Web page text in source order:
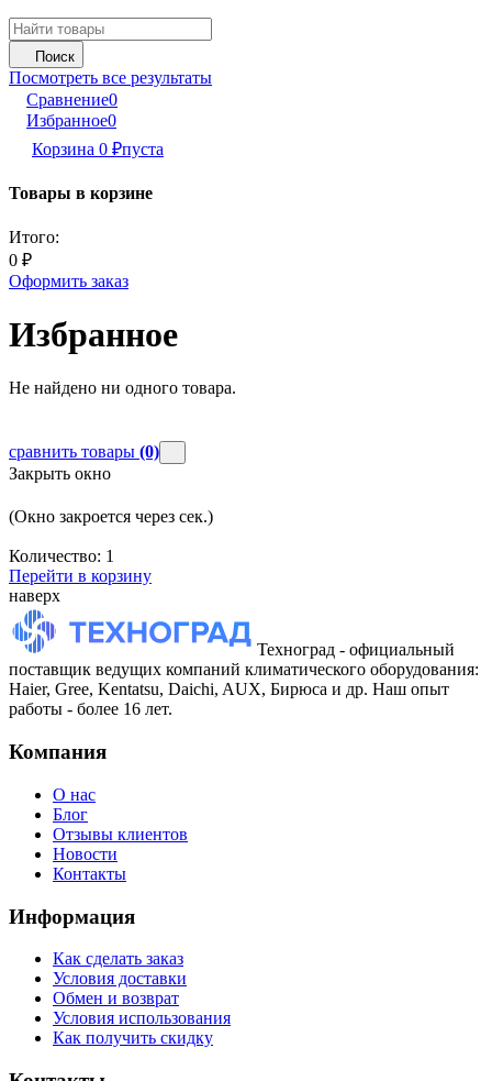
Поиск
Посмотреть все результаты
Сравнение0
Избранное0
Корзина 0 ₽пуста
Товары в корзине
Итого:
0 ₽
Оформить заказ
Избранное
Не найдено ни одного товара.
сравнить товары (0)
Закрыть окно
(Окно закроется через сек.)
Количество: 1
Перейти в корзину
наверх
Техноград - официальный
поставщик ведущих компаний климатического оборудования:
Haier, Gree, Kentatsu, Daichi, AUX, Бирюса и др. Наш опыт
работы - более 16 лет.
Компания
О нас
Блог
Отзывы клиентов
Новости
Контакты
Информация
Как сделать заказ
Условия доставки
Обмен и возврат
Условия использования
Как получить скидку